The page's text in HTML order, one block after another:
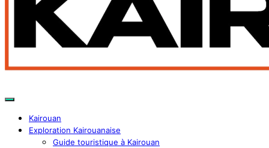
Kairouan
Exploration Kairouanaise
Guide touristique à Kairouan